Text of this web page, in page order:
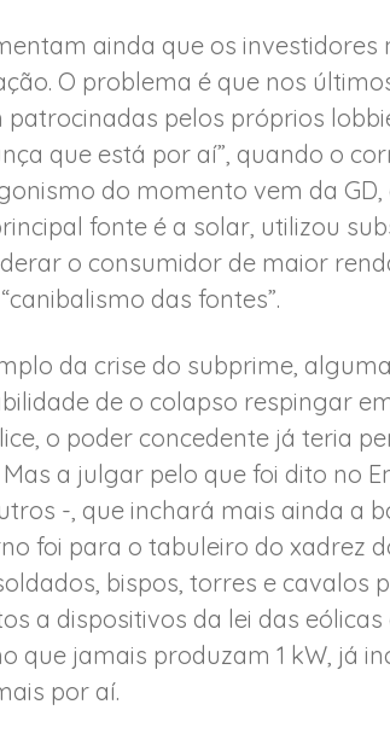
ainda que os
O problema é que nos
patrocinadas pelos próprios
que está por aí”, quando o
do momento vem da GD,
fonte é a solar, utilizou
o consumidor de maior
das fontes”.
da crise do subprime,
de o colapso respingar
o poder concedente já teria
Mas a julgar pelo que foi dito no
-, que inchará mais ainda a
foi para o tabuleiro do xadrez
bispos, torres e
a dispositivos da lei das
que jamais produzam 1 kW, já
por aí.